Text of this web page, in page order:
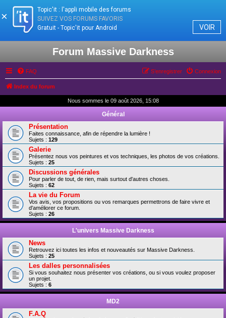
Forum Massive Darkness
FAQ Connexion
S’enregistrer
Index du forum
Nous sommes le 09 août 2026, 15:08
Général
Présentation
Faites connaissance, afin de répendre la lumière !
Sujets : 129
Galerie
Présentez nous vos peintures et vos techniques, les photos de vos créations.
Sujets : 25
Discussions générales
Pour parler de tout, de rien, mais surtout d'autres choses.
Sujets : 62
La vie du Forum
Vos avis, vos propositions ou vos remarques permettrons de faire vivre et
d'améliorer ce forum.
Sujets : 26
L'univers Massive Darkness
News
Retrouvez ici toutes les infos et nouveautés sur Massive Darkness.
Sujets : 25
Les dalles personnalisées
Si vous souhaitez nous présenter vos créations, ou si vous voulez proposer
un projet.
Sujets : 6
MD2
F.A.Q
×
Topic'it : l'appli mobile des forums
SUIVEZ VOS FORUMS FAVORIS
Gratuit - Topic'it pour Android
VOIR